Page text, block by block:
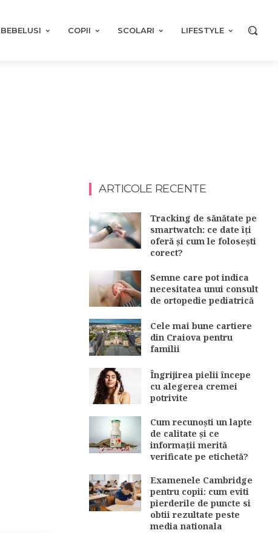
BEBELUSI COPII SCOLARI LIFESTYLE
ARTICOLE RECENTE
Tracking de sănătate pe
smartwatch: ce date îți
oferă și cum le folosești
corect?
Semne care pot indica
necesitatea unui consult
de ortopedie pediatrică
Cele mai bune cartiere
din Craiova pentru
familii
Îngrijirea pielii începe
cu alegerea cremei
potrivite
Cum recunoști un lapte
de calitate și ce
informații merită
verificate pe etichetă?
Examenele Cambridge
pentru copii: cum eviti
pierderile de puncte si
obtii rezultate peste
media nationala